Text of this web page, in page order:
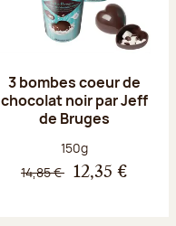
3 bombes coeur de
chocolat noir par Jeff
de Bruges
Poids net :
150g
14,85 € 12,35 €